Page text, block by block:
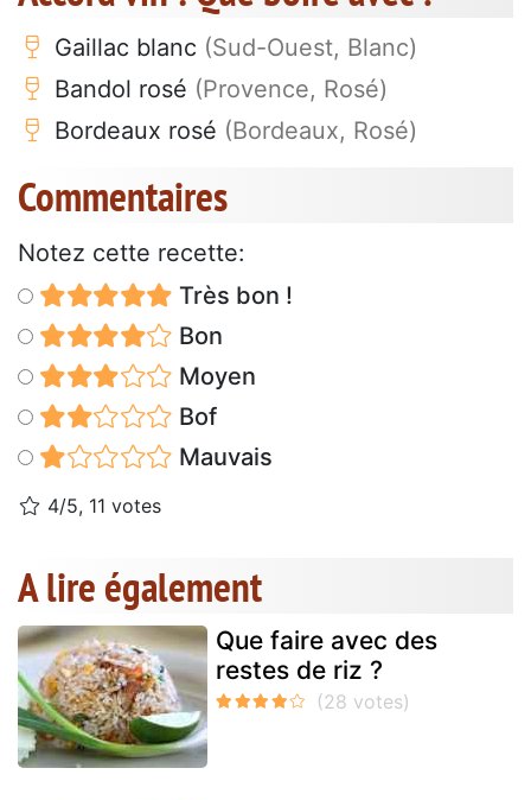
Gaillac blanc (Sud-Ouest, Blanc)
Bandol rosé (Provence, Rosé)
Bordeaux rosé (Bordeaux, Rosé)
Commentaires
Notez cette recette:
Très bon !
Bon
Moyen
Bof
Mauvais
4/5, 11 votes
A lire également
Que faire avec des
restes de riz ?